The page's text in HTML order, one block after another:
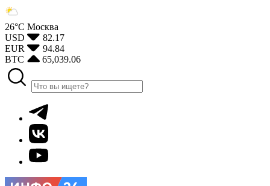
26°С Москва
USD
82.17
EUR
94.84
BTC
65,039.06